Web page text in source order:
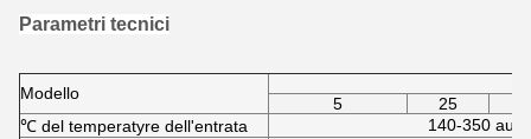
Parametri tecnici
Modello
5 25
℃ del temperatyre dell'entrata
140-350